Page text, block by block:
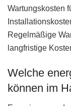
Wartungskosten
Regelmäßige
langfristige
Welche
können im